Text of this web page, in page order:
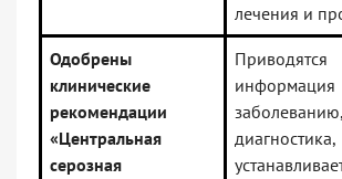
лечения и
Одобрены
клинические
рекомендации
«Центральная
серозная
диагностика,